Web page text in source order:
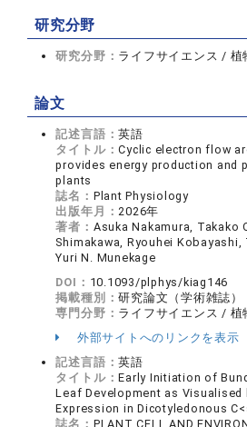
研究分野
研究分野： ライフサイエンス / 植
論文
記述言語：英語
タイトル：Cyclic electron flow
provides energy production and
plants
誌名： Plant Physiology
出版年月：2026年
著者： Asuka Nakamura, Takako
Shimakawa, Ryouhei Kobayashi,
Yuri N. Munekage
DOI： 10.1093/plphys/kiag146
掲載種別：研究論文（学術雑誌）
専門分野： ライフサイエンス / 植
外部サイトへのリンクを表示
記述言語：英語
タイトル：Early Initiation of
Leaf Development as Visualised
Expression in Dicotyledonous
誌名： PLANT CELL AND